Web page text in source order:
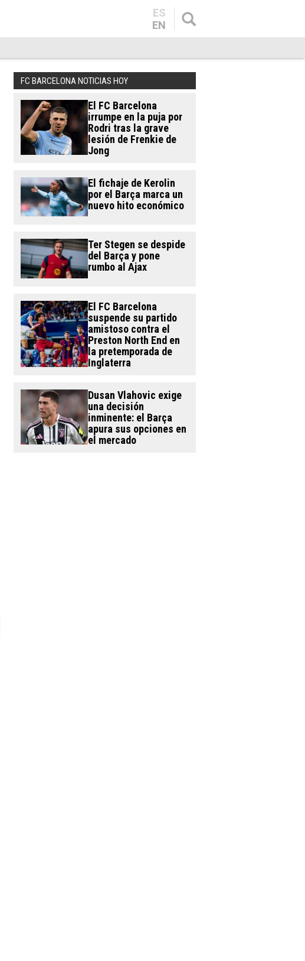
ES
EN
FC BARCELONA NOTICIAS HOY
El FC Barcelona
irrumpe en la puja por
Rodri tras la grave
lesión de Frenkie de
Jong
El fichaje de Kerolin
por el Barça marca un
nuevo hito económico
Ter Stegen se despide
del Barça y pone
rumbo al Ajax
El FC Barcelona
suspende su partido
amistoso contra el
Preston North End en
la pretemporada de
Inglaterra
Dusan Vlahovic exige
una decisión
inminente: el Barça
apura sus opciones en
el mercado